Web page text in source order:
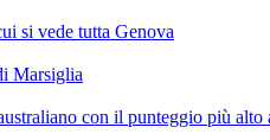
si vede tutta Genova
Marsiglia
con il punteggio più